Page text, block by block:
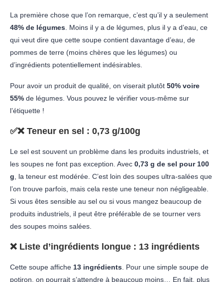
La première chose que l’on remarque, c’est qu’il y a seulement
48% de légumes . Moins il y a de légumes, plus il y a d’eau, ce
qui veut dire que cette soupe contient davantage d’eau, de
pommes de terre (moins chères que les légumes) ou
d’ingrédients potentiellement indésirables.
Pour avoir un produit de qualité, on viserait plutôt 50% voire
55% de légumes. Vous pouvez le vérifier vous-même sur
l’étiquette !
✅❌ Teneur en sel : 0,73 g/100g
Le sel est souvent un problème dans les produits industriels, et
les soupes ne font pas exception. Avec 0,73 g de sel pour 100
g , la teneur est modérée. C’est loin des soupes ultra-salées que
l’on trouve parfois, mais cela reste une teneur non négligeable.
Si vous êtes sensible au sel ou si vous mangez beaucoup de
produits industriels, il peut être préférable de se tourner vers
des soupes moins salées.
❌ Liste d’ingrédients longue : 13 ingrédients
Cette soupe affiche 13 ingrédients . Pour une simple soupe de
potiron, on pourrait s’attendre à beaucoup moins… En fait, plus